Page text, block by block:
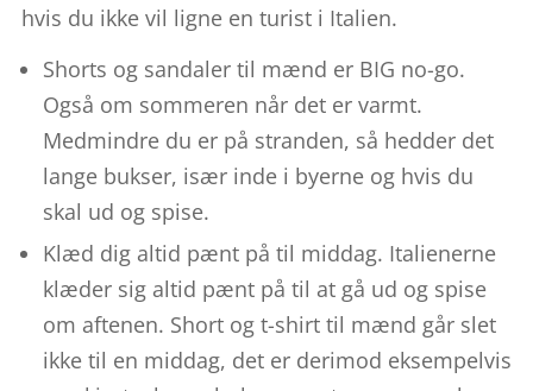
hvis du ikke vil ligne en turist i Italien.
Shorts og sandaler til mænd er BIG no-go.
Også om sommeren når det er varmt.
Medmindre du er på stranden, så hedder det
lange bukser, især inde i byerne og hvis du
skal ud og spise.
Klæd dig altid pænt på til middag. Italienerne
klæder sig altid pænt på til at gå ud og spise
om aftenen. Short og t-shirt til mænd går slet
ikke til en middag, det er derimod eksempelvis